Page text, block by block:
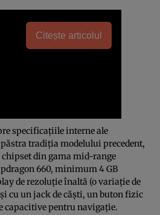
Citește articolul
specificaţiile interne ale
tradiţia modelului precedent,
chipset din gama mid-range
660, minimum 4 GB
de rezoluţie înaltă (o variaţie de
cu un jack de căşti, un buton fizic
capacitive pentru navigaţie.